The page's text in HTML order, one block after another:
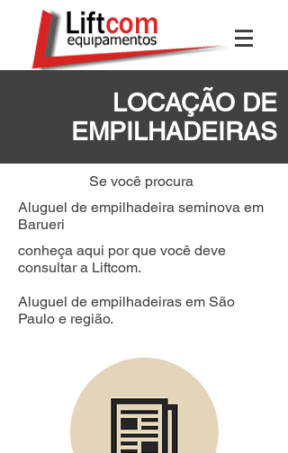
LOCAÇÃO DE
EMPILHADEIRAS
Se você procura
Aluguel de empilhadeira seminova em
Barueri
conheça aqui por que você deve
consultar a Liftcom.
Aluguel de empilhadeiras em São
Paulo e região.